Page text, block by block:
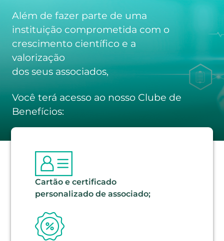
Além de fazer parte de uma
instituição comprometida com o
crescimento científico e a
valorização
dos seus associados,
Você terá acesso ao nosso Clube de
Benefícios:
Cartão e certificado
personalizado de associado;